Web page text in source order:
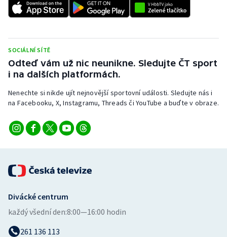
SOCIÁLNÍ SÍTĚ
Odteď vám už nic neunikne. Sledujte ČT sport
i na dalších platformách.
Nenechte si nikde ujít nejnovější sportovní události. Sledujte nás i
na Facebooku, X, Instagramu, Threads či YouTube a buďte v obraze.
Divácké centrum
každý všední den:8:00—16:00 hodin
261 136 113